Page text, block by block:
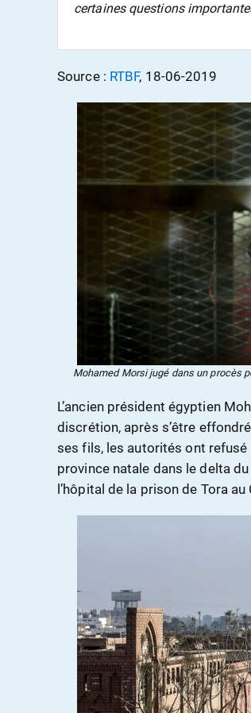
certaines questions
Source : RTBF, 18-06-2019
Mohamed Morsi jugé dans un procès
L’ancien président égyptien
discrétion, après s’être
ses fils, les autorités ont refusé
province natale dans le delta
l’hôpital de la prison de Tora